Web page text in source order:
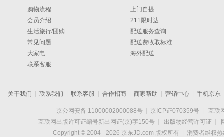
购物流程
会员介绍
生活旅行/团购
常见问题
大家电
联系客服
上门自提
211限时达
配送服务查询
配送费收取标准
海外配送
关于我们 联系我们 联系客服 合作招商 商家帮助 营销中心 手机京东
京公网安备 11000002000088号 京ICP证070359号
互联
互联网出版许可证编号新出网证(京)字150号
出版物经营许可证
Copyright © 2004 - 2026 京东JD.com 版权所有 消费者维权